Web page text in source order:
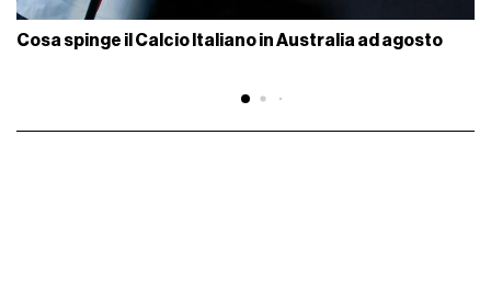
Cosa spinge il Calcio Italiano in Australia ad agosto